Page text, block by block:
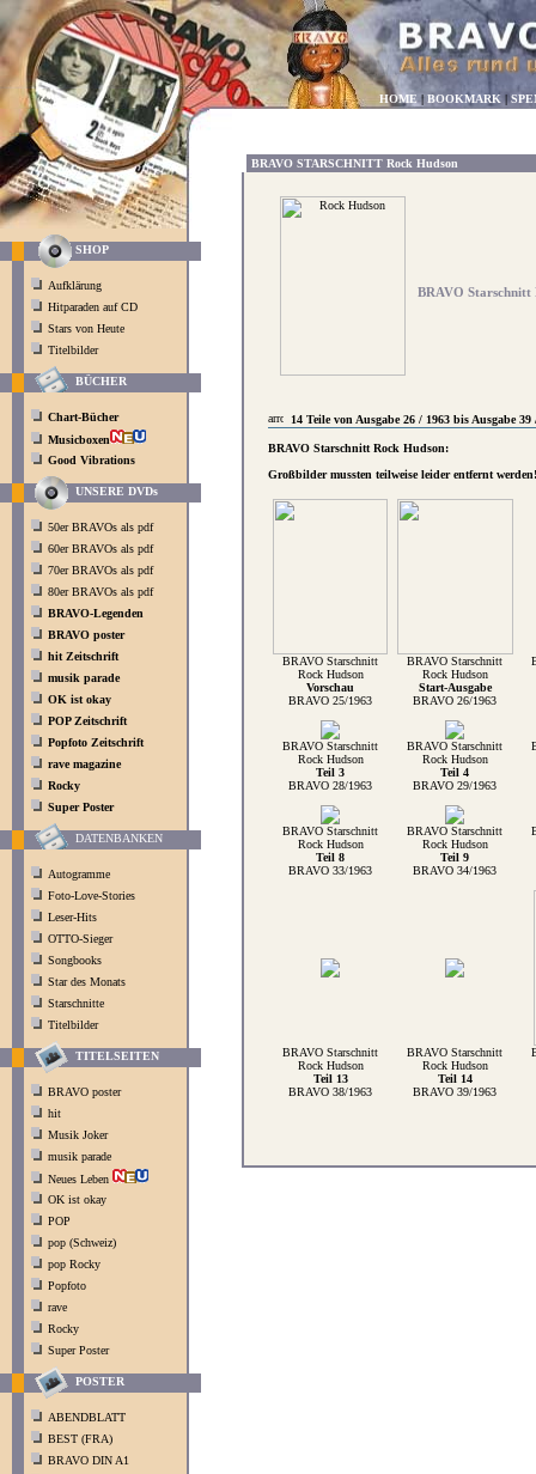
HOME | BOOKMARK |
SHOP
Aufklärung
Hitparaden auf CD
Stars von Heute
Titelbilder
BÜCHER
Chart-Bücher
Musicboxen
Good Vibrations
UNSERE DVDs
50er BRAVOs als pdf
60er BRAVOs als pdf
70er BRAVOs als pdf
80er BRAVOs als pdf
BRAVO-Legenden
BRAVO poster
hit Zeitschrift
musik parade
OK ist okay
POP Zeitschrift
Popfoto Zeitschrift
rave magazine
Rocky
Super Poster
DATENBANKEN
Autogramme
Foto-Love-Stories
Leser-Hits
OTTO-Sieger
Songbooks
Star des Monats
Starschnitte
Titelbilder
TITELSEITEN
BRAVO poster
hit
Musik Joker
musik parade
Neues Leben
OK ist okay
POP
pop (Schweiz)
pop Rocky
Popfoto
rave
Rocky
Super Poster
POSTER
ABENDBLATT
BEST (FRA)
BRAVO DIN A1
BRAVO STARSCHNITT Rock Hudson
BRAVO Starschnitt
14 Teile von Ausgabe 26 / 1963 bis Ausgabe 39
BRAVO Starschnitt Rock Hudson:
Großbilder mussten teilweise leider entfernt werden!
BRAVO Starschnitt
Rock Hudson
Vorschau
BRAVO Starschnitt
Rock Hudson
Start-Ausgabe
BRAVO 25/1963 BRAVO 26/1963
BRAVO Starschnitt
Rock Hudson
Teil 3
BRAVO Starschnitt
Rock Hudson
Teil 4
BRAVO 28/1963 BRAVO 29/1963
BRAVO Starschnitt
Rock Hudson
Teil 8
BRAVO Starschnitt
Rock Hudson
Teil 9
BRAVO 33/1963 BRAVO 34/1963
BRAVO Starschnitt
Rock Hudson
Teil 13
BRAVO Starschnitt
Rock Hudson
Teil 14
BRAVO 38/1963 BRAVO 39/1963